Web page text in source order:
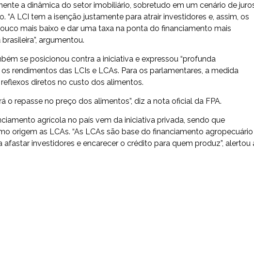
a dinâmica do setor imobiliário, sobretudo em um cenário de
LCI tem a isenção justamente para atrair investidores e, assim, os
mais baixo e dar uma taxa na ponta do financiamento mais
argumentou.
se posicionou contra a iniciativa e expressou “profunda
rendimentos das LCIs e LCAs. Para os parlamentares, a medida
diretos no custo dos alimentos.
o repasse no preço dos alimentos”, diz a nota oficial da FPA.
agrícola no país vem da iniciativa privada, sendo que
origem as LCAs. “As LCAs são base do financiamento
investidores e encarecer o crédito para quem produz”, alertou